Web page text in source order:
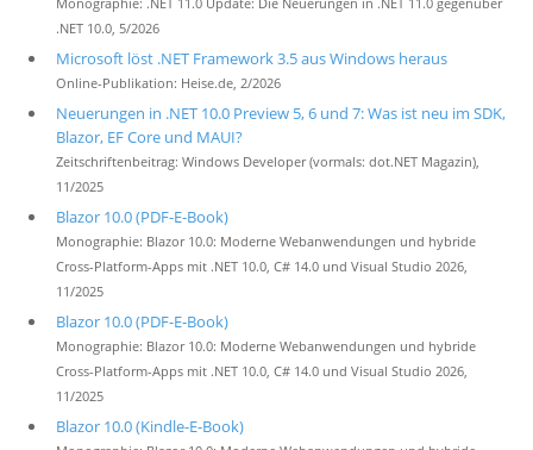
Monographie: .NET 11.0 Update: Die Neuerungen in .NET 11.0 gegenüber
.NET 10.0, 5/2026
Microsoft löst .NET Framework 3.5 aus Windows heraus
Online-Publikation: Heise.de, 2/2026
Neuerungen in .NET 10.0 Preview 5, 6 und 7: Was ist neu im SDK,
Blazor, EF Core und MAUI?
Zeitschriftenbeitrag: Windows Developer (vormals: dot.NET Magazin),
11/2025
Blazor 10.0 (PDF-E-Book)
Monographie: Blazor 10.0: Moderne Webanwendungen und hybride
Cross-Platform-Apps mit .NET 10.0, C# 14.0 und Visual Studio 2026,
11/2025
Blazor 10.0 (PDF-E-Book)
Monographie: Blazor 10.0: Moderne Webanwendungen und hybride
Cross-Platform-Apps mit .NET 10.0, C# 14.0 und Visual Studio 2026,
11/2025
Blazor 10.0 (Kindle-E-Book)